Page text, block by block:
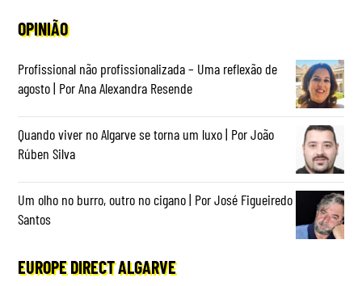
OPINIÃO
Profissional não profissionalizada – Uma reflexão de
agosto | Por Ana Alexandra Resende
Quando viver no Algarve se torna um luxo | Por João
Rúben Silva
Um olho no burro, outro no cigano | Por José Figueiredo
Santos
EUROPE DIRECT ALGARVE